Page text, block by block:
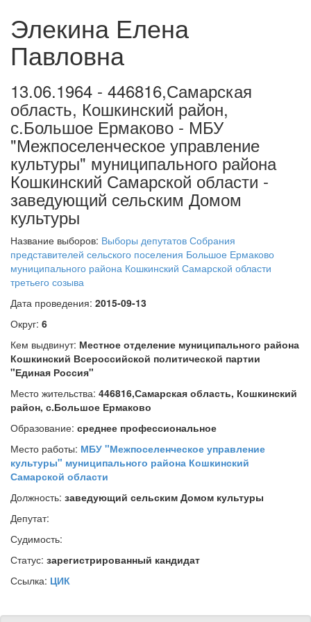
Элекина Елена
Павловна
13.06.1964 - 446816,Самарская
область, Кошкинский район,
с.Большое Ермаково - МБУ
"Межпоселенческое управление
культуры" муниципального района
Кошкинский Самарской области -
заведующий сельским Домом
культуры
Название выборов: Выборы депутатов Собрания
представителей сельского поселения Большое Ермаково
муниципального района Кошкинский Самарской области
третьего созыва
Дата проведения: 2015-09-13
Округ: 6
Кем выдвинут: Местное отделение муниципального района
Кошкинский Всероссийской политической партии
"Единая Россия"
Место жительства: 446816,Самарская область, Кошкинский
район, с.Большое Ермаково
Образование: среднее профессиональное
Место работы: МБУ "Межпоселенческое управление
культуры" муниципального района Кошкинский
Самарской области
Должность: заведующий сельским Домом культуры
Депутат:
Судимость:
Статус: зарегистрированный кандидат
Ссылка: ЦИК